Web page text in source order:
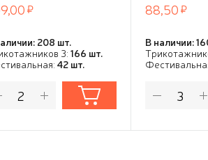
208 шт.
3: 166 шт.
42 шт.
88,50
В наличии: